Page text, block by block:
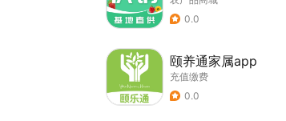
0.0
颐养通家属app
充值缴费
0.0